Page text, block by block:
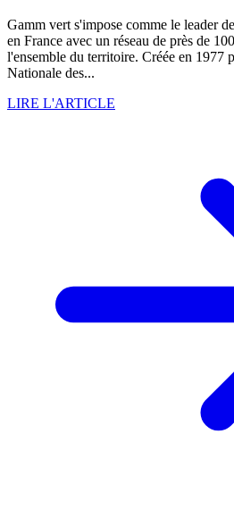
Gamm vert s'impose comme le leader
en France avec un réseau de près de
l'ensemble du territoire. Créée en
Nationale des...
LIRE L'ARTICLE